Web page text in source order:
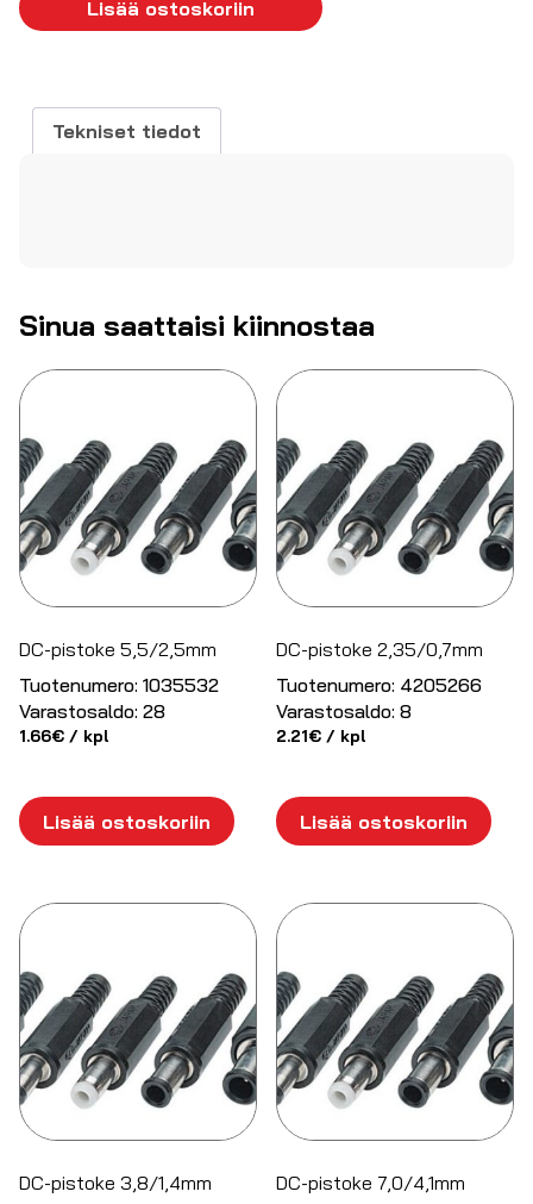
2,5/5,5mm
kulma,
määrä
Lisää ostoskoriin
Tekniset tiedot
Sinua saattaisi kiinnostaa
DC-pistoke 5,5/2,5mm
Tuotenumero: 1035532
Varastosaldo: 28
1.66€ / kpl
Lisää ostoskoriin
DC-pistoke 2,35/0,7mm
Tuotenumero: 4205266
Varastosaldo: 8
2.21€ / kpl
Lisää ostoskoriin
DC-pistoke 3,8/1,4mm
DC-pistoke 7,0/4,1mm